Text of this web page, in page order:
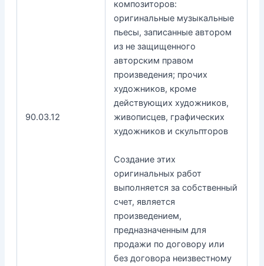
90.03.12
композиторов:
оригинальные музыкальные
пьесы, записанные автором
из не защищенного
авторским правом
произведения; прочих
художников, кроме
действующих художников,
живописцев, графических
художников и скульпторов
Создание этих
оригинальных работ
выполняется за собственный
счет, является
произведением,
предназначенным для
продажи по договору или
без договора неизвестному